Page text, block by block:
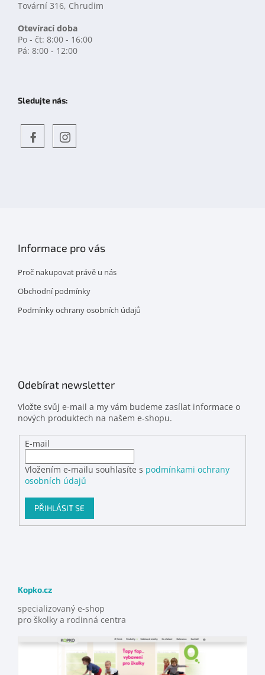
Tovární 316, Chrudim
Otevírací doba
Po - čt: 8:00 - 16:00
Pá: 8:00 - 12:00
Sledujte nás:
Informace pro vás
Proč nakupovat právě u nás
Obchodní podmínky
Podmínky ochrany osobních údajů
Odebírat newsletter
Vložte svůj e-mail a my vám budeme zasílat informace o
nových produktech na našem e-shopu.
E-mail
Vložením e-mailu souhlasíte s podmínkami ochrany
osobních údajů
PŘIHLÁSIT SE
Kopko.cz
specializovaný e-shop
pro školky a rodinná centra